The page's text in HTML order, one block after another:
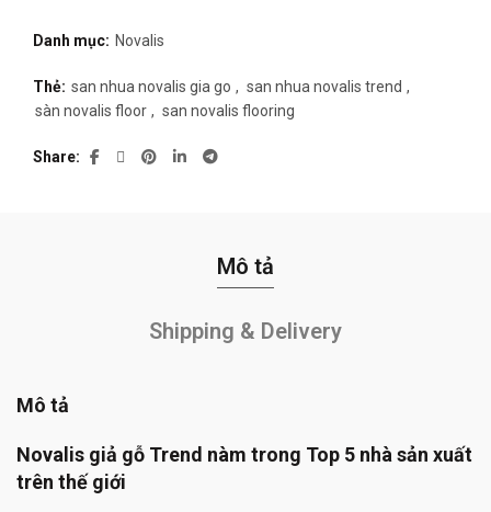
Danh mục: Novalis
Thẻ: san nhua novalis gia go , san nhua novalis trend ,
sàn novalis floor , san novalis flooring
Share
Mô tả
Shipping & Delivery
Mô tả
Novalis giả gỗ Trend nàm trong Top 5 nhà sản xuất
trên thế giới